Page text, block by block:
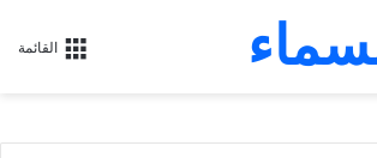
القائمة